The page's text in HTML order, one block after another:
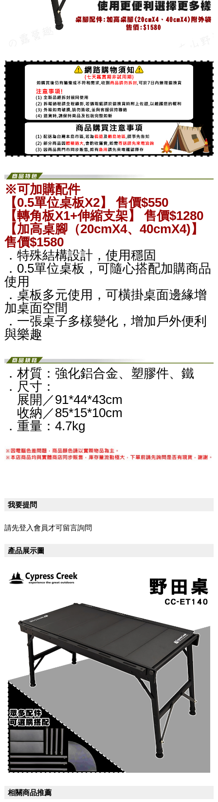
※可加購配件
【0.5單位桌板X2】 售價$550
【轉角板X1+伸縮支架】 售價$1280
【加高桌腳（20cmX4、40cmX4)】
售價$1580
．特殊結構設計，使用穩固
．0.5單位桌板，可隨心搭配加購商品
使用
．桌板多元使用，可橫掛桌面邊緣增
加桌面空間
．一張桌子多樣變化，增加戶外便利
與樂趣
．材質：強化鋁合金、塑膠件、鐵
．尺寸：
展開／91*44*43cm
收納／85*15*10cm
．重量：4.7kg
我要提問
請先登入會員才可留言詢問
產品展示圖
相關商品推薦